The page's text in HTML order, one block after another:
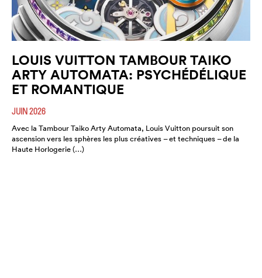
LOUIS VUITTON TAMBOUR TAIKO
ARTY AUTOMATA: PSYCHÉDÉLIQUE
ET ROMANTIQUE
JUIN 2026
Avec la Tambour Taiko Arty Automata, Louis Vuitton poursuit son
ascension vers les sphères les plus créatives – et techniques – de la
Haute Horlogerie (…)